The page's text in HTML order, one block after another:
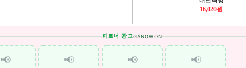
파트너 광고GANGWON
📢 📢 📢 📢